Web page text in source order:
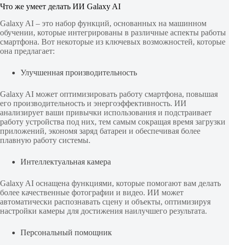
Что же умеет делать ИИ Galaxy AI
Galaxy AI – это набор функций, основанных на машинном
обучении, которые интегрированы в различные аспекты работы
смартфона. Вот некоторые из ключевых возможностей, которые
она предлагает:
Улучшенная производительность
Galaxy AI может оптимизировать работу смартфона, повышая
его производительность и энергоэффективность. ИИ
анализирует ваши привычки использования и подстраивает
работу устройства под них, тем самым сокращая время загрузки
приложений, экономя заряд батареи и обеспечивая более
плавную работу системы.
Интеллектуальная камера
Galaxy AI оснащена функциями, которые помогают вам делать
более качественные фотографии и видео. ИИ может
автоматически распознавать сцену и объекты, оптимизируя
настройки камеры для достижения наилучшего результата.
Персональный помощник